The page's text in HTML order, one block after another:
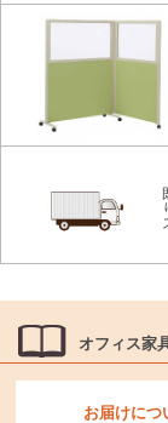
オフィス家
お届けにつ